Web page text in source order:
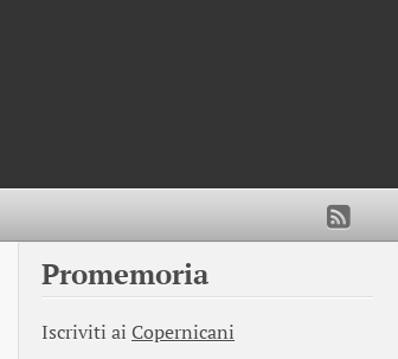
Promemoria
Iscriviti ai Copernicani